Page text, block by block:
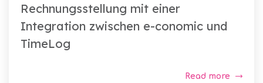
Rechnungsstellung mit einer
Integration zwischen e-conomic und
TimeLog
Read more